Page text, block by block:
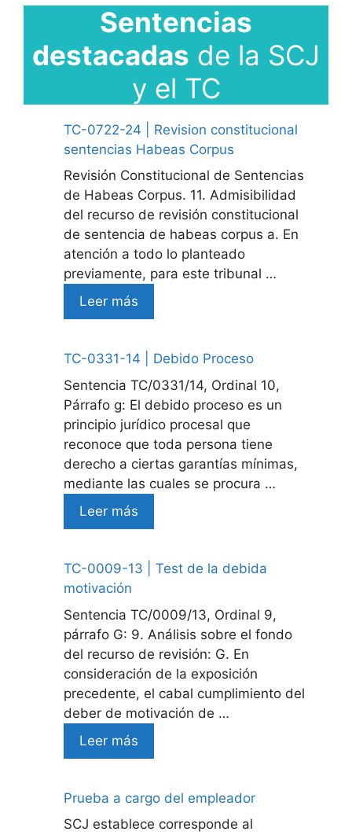
Sentencias
destacadas de la SCJ
y el TC
TC-0722-24 | Revision constitucional
sentencias Habeas Corpus
Revisión Constitucional de Sentencias
de Habeas Corpus. 11. Admisibilidad
del recurso de revisión constitucional
de sentencia de habeas corpus a. En
atención a todo lo planteado
previamente, para este tribunal …
Leer más
TC-0331-14 | Debido Proceso
Sentencia TC/0331/14, Ordinal 10,
Párrafo g: El debido proceso es un
principio jurídico procesal que
reconoce que toda persona tiene
derecho a ciertas garantías mínimas,
mediante las cuales se procura …
Leer más
TC-0009-13 | Test de la debida
motivación
Sentencia TC/0009/13, Ordinal 9,
párrafo G: 9. Análisis sobre el fondo
del recurso de revisión: G. En
consideración de la exposición
precedente, el cabal cumplimiento del
deber de motivación de …
Leer más
Prueba a cargo del empleador
SCJ establece corresponde al